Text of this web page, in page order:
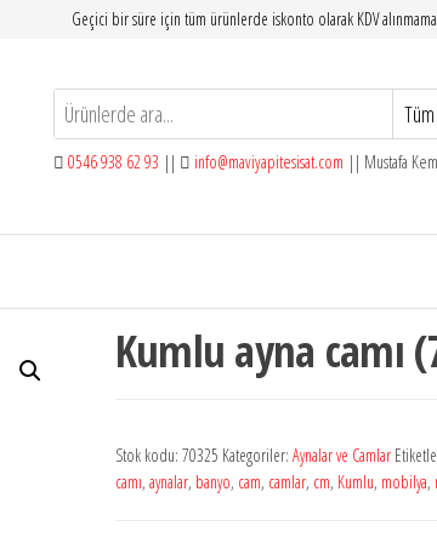
Geçici bir süre için tüm ürünlerde iskonto olarak KDV
0546 938 62 93 || info@maviyapitesisat.com || Mustafa
Kumlu ayna camı
Stok kodu: 70325 Kategoriler: Aynalar ve Camlar
camı, aynalar, banyo, cam, camlar, cm, Kumlu, mobilya,